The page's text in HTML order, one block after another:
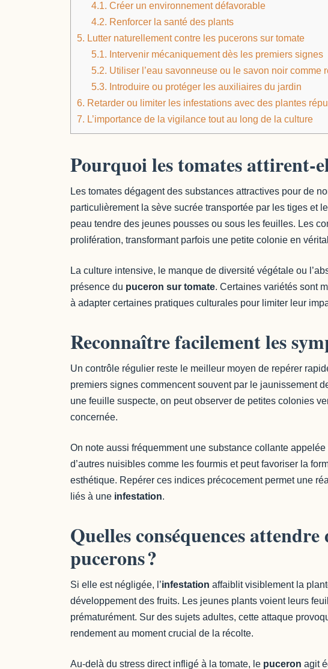
4.1. Créer un environnement défavorable
4.2. Renforcer la santé des plants
5. Lutter naturellement contre les pucerons sur tomate
5.1. Intervenir mécaniquement dès les premiers signes
5.2. Utiliser l’eau savonneuse ou le savon noir comme
5.3. Introduire ou protéger les auxiliaires du jardin
6. Retarder ou limiter les infestations avec des plantes
7. L’importance de la vigilance tout au long de la culture
Pourquoi les tomates attirent-
Les tomates dégagent des substances attractives pour de
particulièrement la sève sucrée transportée par les tiges et
peau tendre des jeunes pousses ou sous les feuilles. Les
prolifération, transformant parfois une petite colonie en
La culture intensive, le manque de diversité végétale ou
présence du puceron sur tomate. Certaines variétés sont
à adapter certaines pratiques culturales pour limiter leur
Reconnaître facilement les
Un contrôle régulier reste le meilleur moyen de repérer
premiers signes commencent souvent par le jaunissement
une feuille suspecte, on peut observer de petites colonies
concernée.
On note aussi fréquemment une substance collante
d’autres nuisibles comme les fourmis et peut favoriser la
esthétique. Repérer ces indices précocement permet une
liés à une infestation.
Quelles conséquences
pucerons ?
Si elle est négligée, l’infestation affaiblit visiblement la
développement des fruits. Les jeunes plants voient leurs
prématurément. Sur des sujets adultes, cette attaque
rendement au moment crucial de la récolte.
Au-delà du stress direct infligé à la tomate, le puceron agit